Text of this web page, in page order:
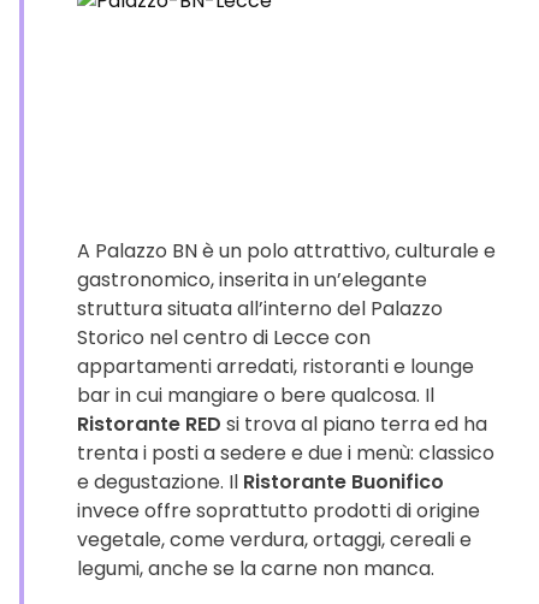
A Palazzo BN è un polo attrattivo, culturale e
gastronomico, inserita in un’elegante
struttura situata all’interno del Palazzo
Storico nel centro di Lecce con
appartamenti arredati, ristoranti e lounge
bar in cui mangiare o bere qualcosa. Il
Ristorante RED si trova al piano terra ed ha
trenta i posti a sedere e due i menù: classico
e degustazione. Il Ristorante Buonifico
invece offre soprattutto prodotti di origine
vegetale, come verdura, ortaggi, cereali e
legumi, anche se la carne non manca.